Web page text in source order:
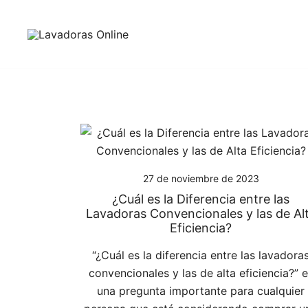
contenido
27 de noviembre de 2023
¿Cuál es la Diferencia entre las
Lavadoras Convencionales y las de
Eficiencia?
“¿Cuál es la diferencia entre las
convencionales y las de alta eficiencia?”
una pregunta importante para cualquier